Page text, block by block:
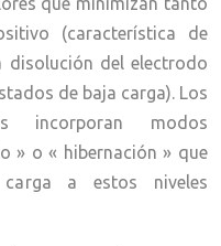
(característica de
del electrodo
de baja carga). Los
incorporan modos
» o « hibernación » que
a estos niveles